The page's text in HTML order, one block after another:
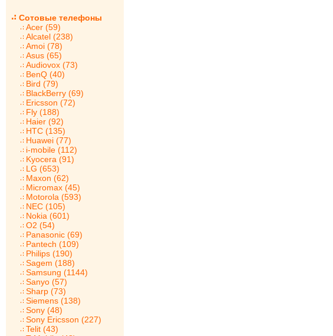
Сотовые телефоны
Acer (59)
Alcatel (238)
Amoi (78)
Asus (65)
Audiovox (73)
BenQ (40)
Bird (79)
BlackBerry (69)
Ericsson (72)
Fly (188)
Haier (92)
HTC (135)
Huawei (77)
i-mobile (112)
Kyocera (91)
LG (653)
Maxon (62)
Micromax (45)
Motorola (593)
NEC (105)
Nokia (601)
O2 (54)
Panasonic (69)
Pantech (109)
Philips (190)
Sagem (188)
Samsung (1144)
Sanyo (57)
Sharp (73)
Siemens (138)
Sony (48)
Sony Ericsson (227)
Telit (43)